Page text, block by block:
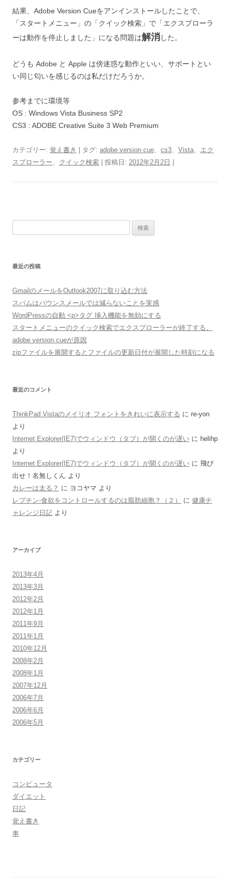
結果、Adobe Version Cueをアンインストールしたことで、
「スタートメニュー」の「クイック検索」で「エクスプローラ
ーは動作を停止しました」になる問題は解消した。
どうも Adobe と Apple は傍迷惑な動作といい、サポートとい
い同じ匂いを感じるのは私だけだろうか。
参考までに環境等
OS : Windows Vista Business SP2
CS3 : ADOBE Creative Suite 3 Web Premium
カテゴリー: 覚え書き | タグ: adobe version cue、 cs3、 Vista、 エク
スプローラー、 クイック検索 | 投稿日: 2012年2月2日
最近の投稿
GmailのメールをOutlook2007に取り込む方法
スパムはバウンスメールでは減らないことを実感
WordPressの自動 <p>タグ 挿入機能を無効にする
スタートメニューのクイック検索でエクスプローラーが終了する。
adobe version cueが原因
zipファイルを展開するとファイルの更新日付が展開した時刻になる
最近のコメント
ThinkPad Vistaのメイリオ フォントをきれいに表示する に re-yon
より
Internet Explorer(IE7)でウィンドウ（タブ）が開くのが遅い に helihp
より
Internet Explorer(IE7)でウィンドウ（タブ）が開くのが遅い に 飛び
出せ！名無しくん より
カレーは太る？ に ヨコヤマ より
レプチン-食欲をコントロールするのは脂肪細胞？（２）
に 健康チ
ャレンジ日記 より
アーカイブ
2013年4月
2013年3月
2012年2月
2012年1月
2011年9月
2011年1月
2010年12月
2008年2月
2008年1月
2007年12月
2006年7月
2006年6月
2006年5月
カテゴリー
コンピュータ
ダイエット
日記
覚え書き
車